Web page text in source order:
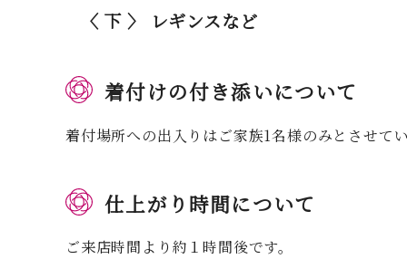
〈 下 〉 レギンスなど
着付けの付き添いについて
着付場所への出入りはご家族1名様のみとさせてい
仕上がり時間について
ご来店時間より約１時間後です。